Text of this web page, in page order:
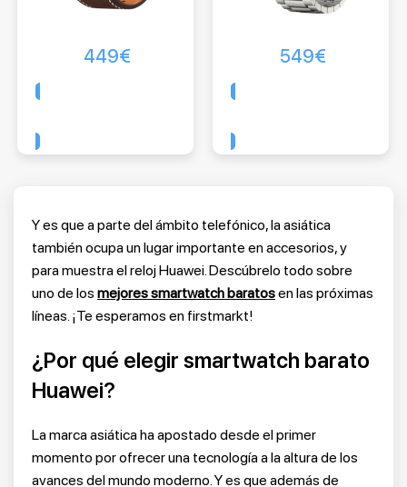
449€ 549€
Y es que a parte del ámbito telefónico, la asiática
también ocupa un lugar importante en accesorios, y
para muestra el reloj Huawei. Descúbrelo todo sobre
uno de los mejores smartwatch baratosen las próximas
líneas. ¡Te esperamos en firstmarkt!
¿Por qué elegir smartwatch barato
Huawei?
La marca asiática ha apostado desde el primer
momento por ofrecer una tecnología a la altura de los
avances del mundo moderno. Y es que además de